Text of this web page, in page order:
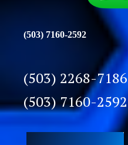
(503) 7160-2592
(503) 2268-7186
(503) 7160-2592